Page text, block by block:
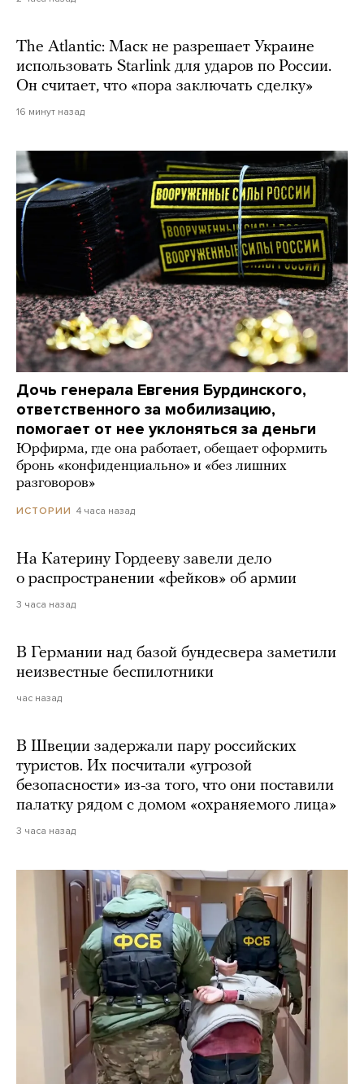
The Atlantic: Маск не разрешает Украине
использовать Starlink для ударов по России.
Он считает, что «пора заключать сделку»
16 минут назад
Дочь генерала Евгения Бурдинского,
ответственного за мобилизацию,
помогает от нее уклоняться за деньги
Юрфирма, где она работает, обещает оформить
бронь «конфиденциально» и «без лишних
разговоров»
ИСТОРИИ 4 часа назад
На Катерину Гордееву завели дело
о распространении «фейков» об армии
3 часа назад
В Германии над базой бундесвера заметили
неизвестные беспилотники
час назад
В Швеции задержали пару российских
туристов. Их посчитали «угрозой
безопасности» из-за того, что они поставили
палатку рядом с домом «охраняемого лица»
3 часа назад